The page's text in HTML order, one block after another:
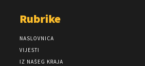
Rubrike
NASLOVNICA
VIJESTI
IZ NAŠEG KRAJA